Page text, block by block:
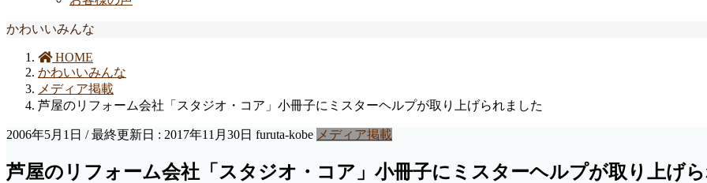
かわいいみんな
HOME
かわいいみんな
メディア掲載
芦屋のリフォーム会社「スタジオ・コア」小冊子にミスターヘルプが取り上げられました
2006年5月1日 / 最終更新日 : 2017年11月30日 furuta-kobe メディア掲載
芦屋のリフォーム会社「スタジオ・コア」小冊子にミスターヘルプが取り上げ